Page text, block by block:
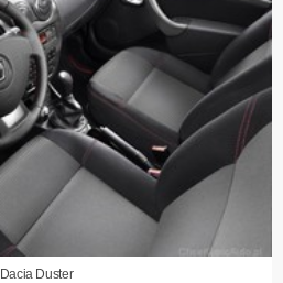
Dacia Duster